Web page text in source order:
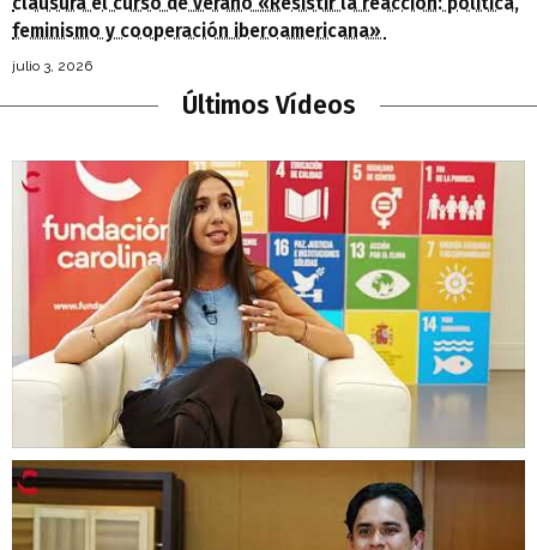
feminismo y cooperación iberoamericana»
julio 3, 2026
Últimos Vídeos